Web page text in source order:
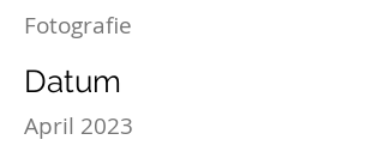
Fotografie
Datum
April 2023